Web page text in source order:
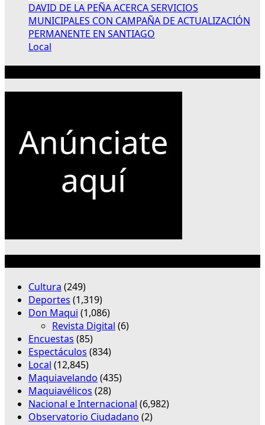
DAVID DE LA PEÑA ACERCA SERVICIOS
MUNICIPALES CON CAMPAÑA DE ACTUALIZACIÓN
PERMANENTE EN SANTIAGO
Local
Cultura (249)
Deportes (1,319)
Don Maqui (1,086)
Revista Digital (6)
Encuestas (85)
Espectáculos (834)
Local (12,845)
Maquiavelando (435)
Maquiavélicos (28)
Nacional e Internacional (6,982)
Observatorio Ciudadano (2)